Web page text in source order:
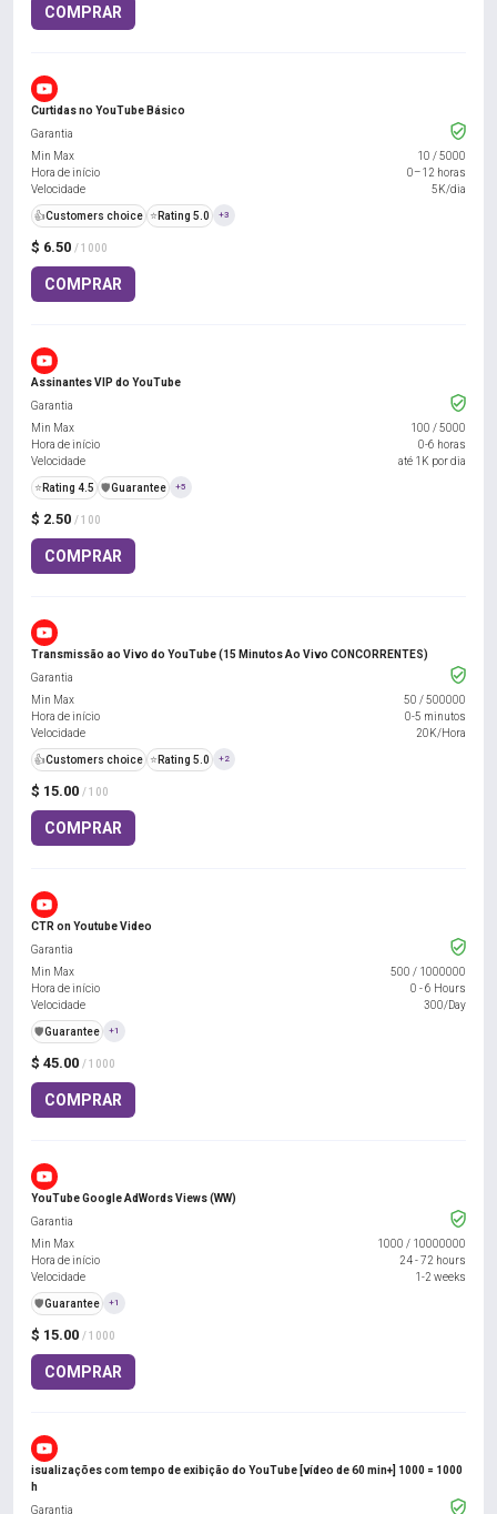
COMPRAR
Curtidas no YouTube Básico
$ 6.50 / 1000
COMPRAR
Garantia
Min Max
10 /5000
Hora de início
0–12 horas
Velocidade
5K/dia
👍Customers choice ⭐ Rating 5.0 +3
Assinantes VIP do YouTube
$ 2.50 / 100
COMPRAR
Garantia
Min Max
100 /5000
Hora de início
0-6 horas
Velocidade
até 1K por dia
⭐ Rating 4.5 ️🛡️Guarantee +5
Transmissão ao Vivo do YouTube (15 Minutos Ao Vivo CONCORRENTES)
$ 15.00 / 100
COMPRAR
Garantia
Min Max
50 /500000
Hora de início
0-5 minutos
Velocidade
20K/Hora
👍Customers choice ⭐ Rating 5.0 +2
CTR on Youtube Video
$ 45.00 / 1000
COMPRAR
Garantia
Min Max
500 / 1000000
Hora de início
0 - 6 Hours
Velocidade
300/Day
️🛡️Guarantee +1
YouTube Google AdWords Views (WW)
$ 15.00 / 1000
COMPRAR
Garantia
Min Max
1000 / 10000000
Hora de início
24 - 72 hours
Velocidade
1-2 weeks
️🛡️Guarantee +1
isualizações com tempo de exibição do YouTube [vídeo de 60 min+] 1000 = 1000
h
Garantia